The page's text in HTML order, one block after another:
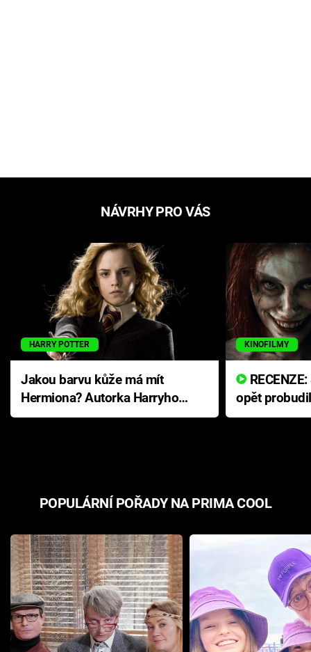
NÁVRHY PRO VÁS
HARRY POTTER
Jakou barvu kůže má mít
Hermiona? Autorka Harryho
Pottera přišla s ráznou
KINOFILMY
opět
přichází s
POPULÁRNÍ POŘADY NA PRIMA COOL